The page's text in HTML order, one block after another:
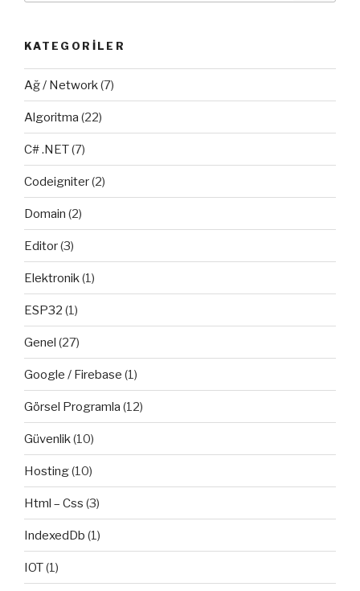
KATEGORILER
Ağ / Network(7)
Algoritma (22)
C# .NET(7)
Codeigniter(2)
Domain (2)
Editor(3)
Elektronik(1)
ESP32 (1)
Genel (27)
Google / Firebase (1)
Görsel Programla (12)
Güvenlik(10)
Hosting(10)
Html – Css (3)
IndexedDb (1)
IOT(1)